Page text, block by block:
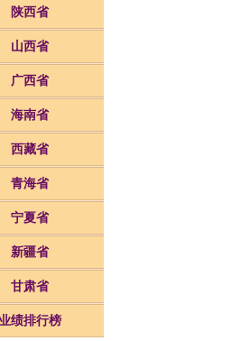
陕西省
山西省
广西省
海南省
西藏省
青海省
宁夏省
新疆省
甘肃省
绩排行榜